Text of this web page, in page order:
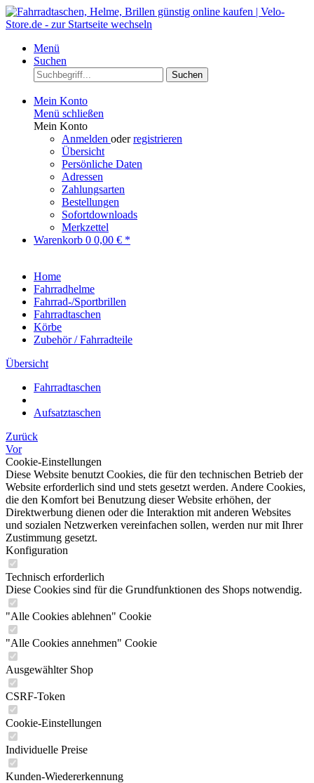
Menü
Suchen
Suchen
Mein Konto
Menü schließen
Mein Konto
Anmelden oderregistrieren
Übersicht
Persönliche Daten
Adressen
Zahlungsarten
Bestellungen
Sofortdownloads
Merkzettel
Warenkorb 0 0,00 € *
Home
Fahrradhelme
Fahrrad-/Sportbrillen
Fahrradtaschen
Körbe
Zubehör / Fahrradteile
Übersicht
Fahrradtaschen
Aufsatztaschen
Zurück
Vor
Cookie-Einstellungen
Diese Website benutzt Cookies, die für den technischen Betrieb der
Website erforderlich sind und stets gesetzt werden. Andere Cookies,
die den Komfort bei Benutzung dieser Website erhöhen, der
Direktwerbung dienen oder die Interaktion mit anderen Websites
und sozialen Netzwerken vereinfachen sollen, werden nur mit Ihrer
Zustimmung gesetzt.
Konfiguration
Technisch erforderlich
Diese Cookies sind für die Grundfunktionen des Shops notwendig.
"Alle Cookies ablehnen" Cookie
"Alle Cookies annehmen" Cookie
Ausgewählter Shop
CSRF-Token
Cookie-Einstellungen
Individuelle Preise
Kunden-Wiedererkennung